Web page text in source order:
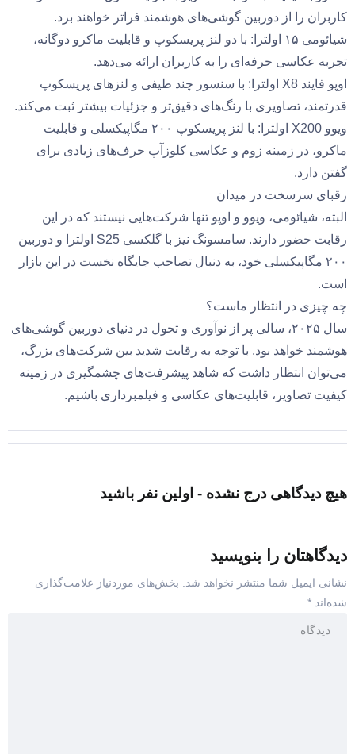
کاربران را از دوربین گوشی‌های هوشمند فراتر خواهند برد.
شیائومی ۱۵ اولترا: با دو لنز پریسکوپ و قابلیت ماکرو دوگانه،
تجربه عکاسی حرفه‌ای را به کاربران ارائه می‌دهد.
اوپو فایند X8 اولترا: با سنسور چند طیفی و لنزهای پریسکوپ
قدرتمند، تصاویری با رنگ‌های دقیق‌تر و جزئیات بیشتر ثبت می‌کند.
ویوو X200 اولترا: با لنز پریسکوپ ۲۰۰ مگاپیکسلی و قابلیت
ماکرو، در زمینه زوم و عکاسی کلوزآپ حرف‌های زیادی برای
گفتن دارد.
رقبای سرسخت در میدان
البته، شیائومی، ویوو و اوپو تنها شرکت‌هایی نیستند که در این
رقابت حضور دارند. سامسونگ نیز با گلکسی S25 اولترا و دوربین
۲۰۰ مگاپیکسلی خود، به دنبال تصاحب جایگاه نخست در این بازار
است.
چه چیزی در انتظار ماست؟
سال ۲۰۲۵، سالی پر از نوآوری و تحول در دنیای دوربین گوشی‌های
هوشمند خواهد بود. با توجه به رقابت شدید بین شرکت‌های بزرگ،
می‌توان انتظار داشت که شاهد پیشرفت‌های چشمگیری در زمینه
کیفیت تصاویر، قابلیت‌های عکاسی و فیلمبرداری باشیم.
هیچ دیدگاهی درج نشده - اولین نفر باشید
دیدگاهتان را بنویسید
نشانی ایمیل شما منتشر نخواهد شد.
بخش‌های موردنیاز علامت‌گذاری
شده‌اند *